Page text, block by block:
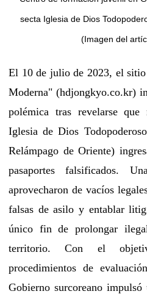
secta Iglesia de Dios
(Imagen del
El 10 de julio de 2023, el
Moderna" (hdjongkyo.co.kr)
polémica tras revelarse
Iglesia de Dios
Relámpago de Oriente)
pasaportes falsificados.
aprovecharon de vacíos
falsas de asilo y entablar
único fin de prolongar
territorio. Con el
procedimientos de
Gobierno surcoreano